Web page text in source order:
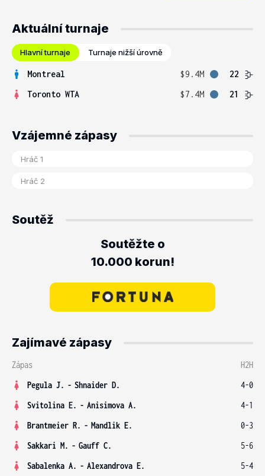
Aktuální turnaje
Hlavní turnaje Turnaje nižší úrovně
Montreal $9.4M
22
Toronto WTA
$7.4M 21
Vzájemné zápasy
Soutěž
Soutěžte o
10.000 korun!
Zajímavé zápasy
Zápas
H2H
Pegula J. - Shnaider D.
4-0
Svitolina E. - Anisimova A.
4-1
Brantmeier R. - Mandlik E.
0-3
Sakkari M. - Gauff C.
5-6
Sabalenka A. - Alexandrova E.
5-4